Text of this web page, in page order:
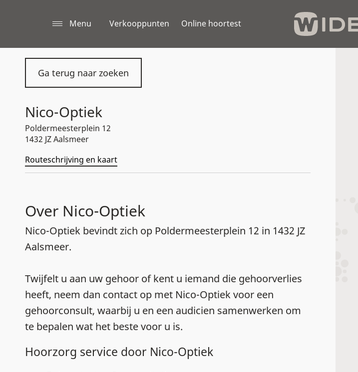
Menu Verkooppunten Online hoortest
Ga terug naar zoeken
Nico-Optiek
Poldermeesterplein 12
1432 JZ Aalsmeer
Routeschrijving en kaart
Over Nico-Optiek
Nico-Optiek bevindt zich op Poldermeesterplein 12 in 1432 JZ
Aalsmeer.
Twijfelt u aan uw gehoor of kent u iemand die gehoorverlies
heeft, neem dan contact op met Nico-Optiek voor een
gehoorconsult, waarbij u en een audicien samenwerken om
te bepalen wat het beste voor u is.
Hoorzorg service door Nico-Optiek